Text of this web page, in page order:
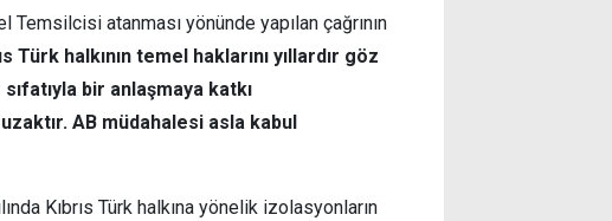
Temsilcisi atanması yönünde yapılan çağrının
Türk halkının temel haklarını yıllardır göz
bir anlaşmaya katkı
AB müdahalesi asla kabul
Kıbrıs Türk halkına yönelik izolasyonların